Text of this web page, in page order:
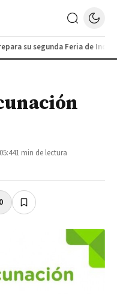
su segunda Feria de
1 min de lectura
0